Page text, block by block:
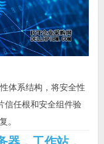
体系结构，将安全性
信任根和安全组件验
。